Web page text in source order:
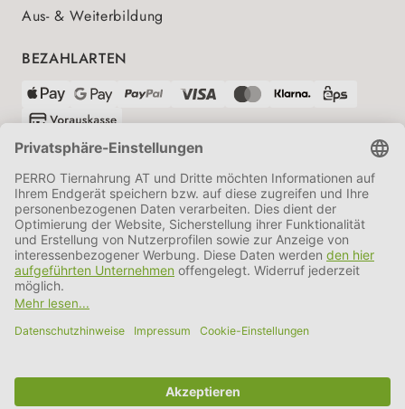
Aus- & Weiterbildung
BEZAHLARTEN
VERSANDPARTNER